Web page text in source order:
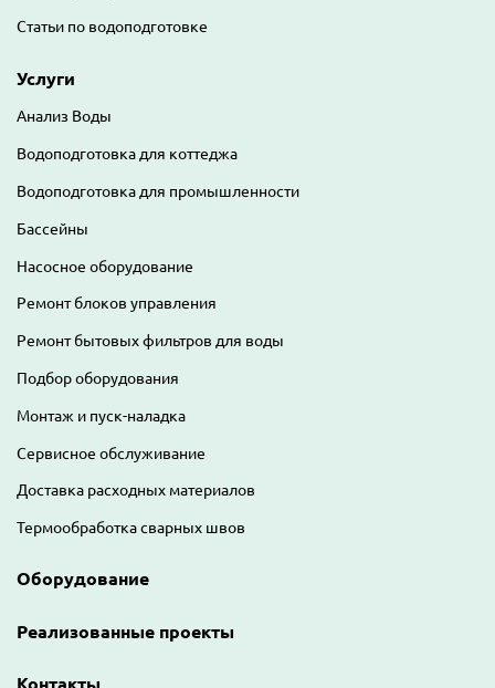
Статьи по водоподготовке
Услуги
Анализ Воды
Водоподготовка для коттеджа
Водоподготовка для промышленности
Бассейны
Насосное оборудование
Ремонт блоков управления
Ремонт бытовых фильтров для воды
Подбор оборудования
Монтаж и пуск-наладка
Сервисное обслуживание
Доставка расходных материалов
Термообработка сварных швов
Оборудование
Реализованные проекты
Контакты